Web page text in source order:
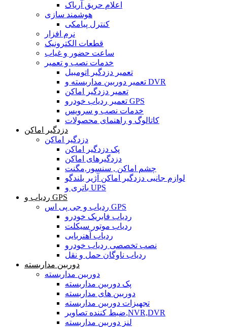
اعلام حریق آریاک
هوشمند سازی
کنترل پیامکی
نرم افزار
قطعات الکترونیک
ساعت حضور و غیاب
خدمات نصب و تعمیر
تعمیر دزدگیر اتومبیل
تعمیر دوربین مداربسته و DVR
تعمیر دزدگیر اماکن
تعمیر ردیاب خودرو GPS
خدمات نصب و سرویس
کاتالوگ و راهنمای محصولات
دزدگیر اماکن
دزدگیر اماکن
پک دزدگیر اماکن
دزدگیرهای اماکن
چشم اماکن , سنسور,مگنت
لوازم جانبی دزدگیر اماکن آژیر بلندگو
باتری و UPS
ردیاب و GPS
ردیاب و جی پی اس GPS
ردیاب فابریک خودرو
ردیاب موتور سیکلت
ردیاب آهنربایی
نصب تخصصی ردیاب خودرو
ردیاب ناوگان حمل و نقل
دوربین مداربسته
دوربین مداربسته
پک دوربین مداربسته
دوربین های مداربسته
تجهیزات دوربین مداربسته
ضبط کننده تصاویر,NVR,DVR
لنز دوربین مداربسته